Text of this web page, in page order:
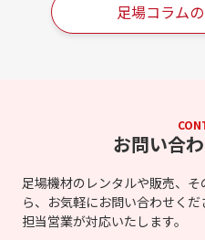
足場コラム
お問い合
足場機材のレンタルや販売、
ら、お気軽にお問い合わせくだ
担当営業が対応いたします。